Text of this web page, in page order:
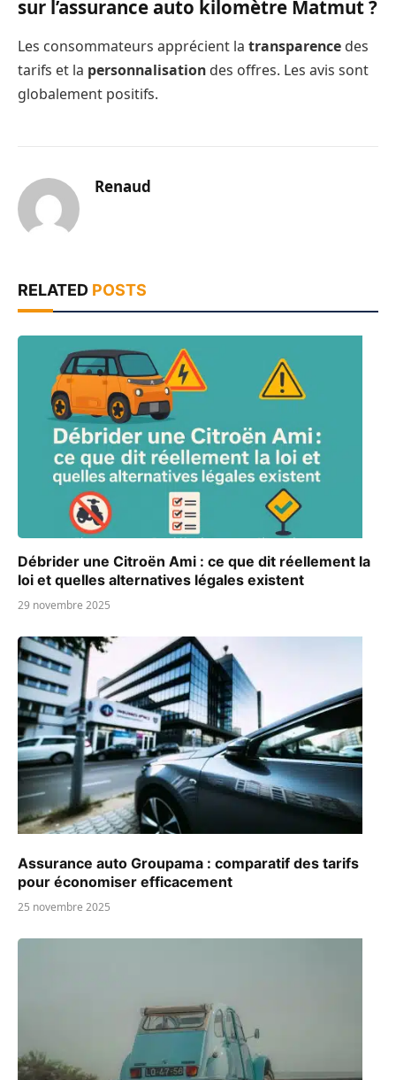
sur l’assurance auto kilomètre Matmut ?
Les consommateurs apprécient la transparence des
tarifs et la personnalisation des offres. Les avis sont
globalement positifs.
Renaud
RELATED POSTS
Débrider une Citroën Ami : ce que dit réellement la
loi et quelles alternatives légales existent
29 novembre 2025
Assurance auto Groupama : comparatif des tarifs
pour économiser efficacement
25 novembre 2025